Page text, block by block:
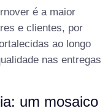
é a maior
e clientes, por
ao longo
nas entregas
um mosaico